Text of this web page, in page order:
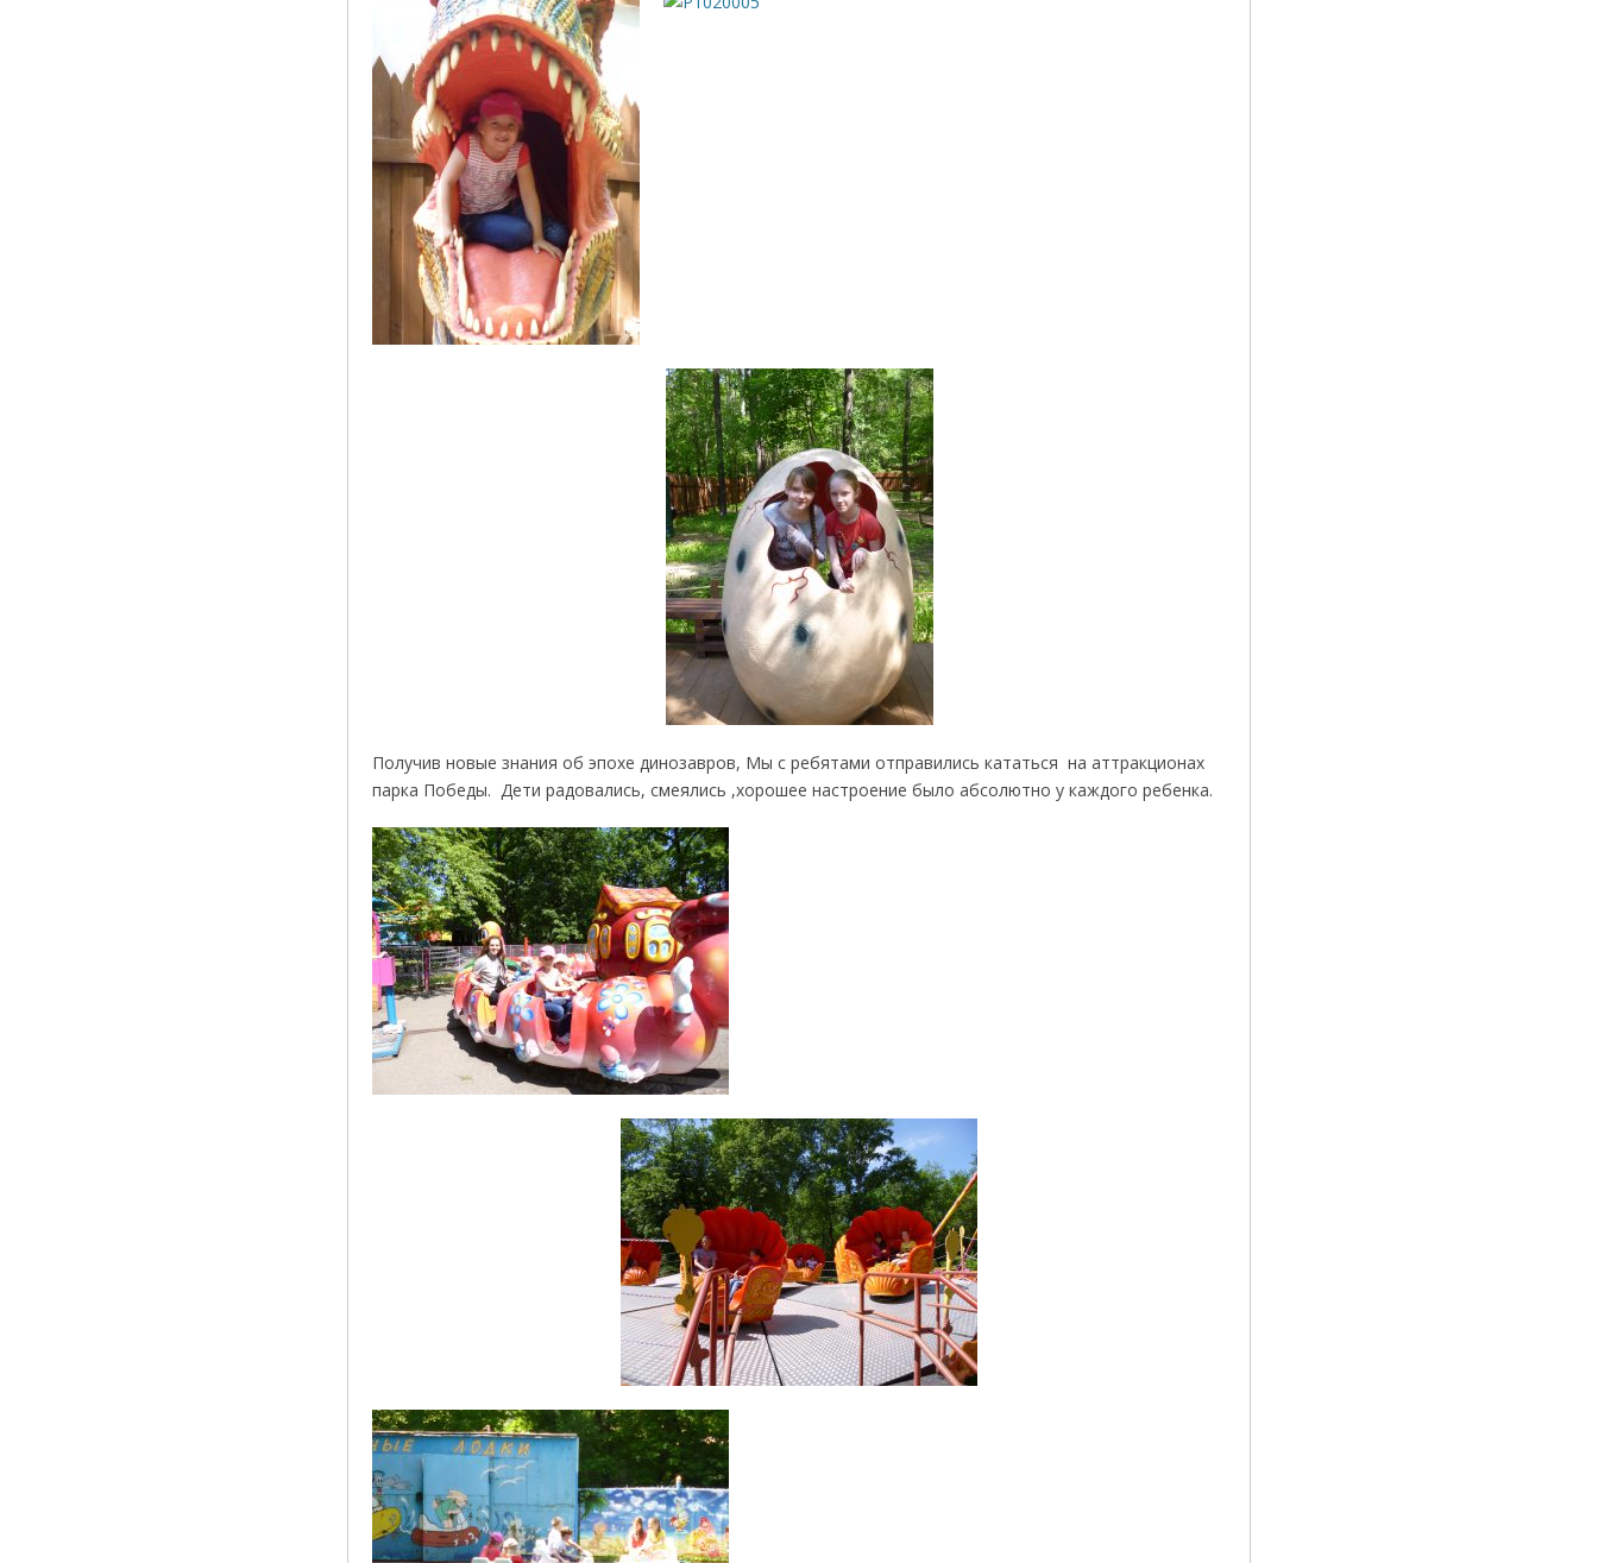
Получив новые знания об эпохе динозавров, Мы с ребятами отправились кататься на аттракционах
парка Победы. Дети радовались, смеялись ,хорошее настроение было абсолютно у каждого ребенка.